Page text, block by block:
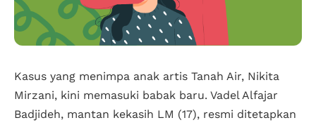
Kasus yang menimpa anak artis Tanah Air, Nikita
Mirzani, kini memasuki babak baru. Vadel Alfajar
Badjideh, mantan kekasih LM (17), resmi ditetapkan